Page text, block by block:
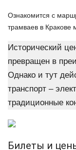
Ознакомится с
трамваев в Кракове
Исторический
превращен в
Однако и тут
транспорт –
традиционные
Билеты и